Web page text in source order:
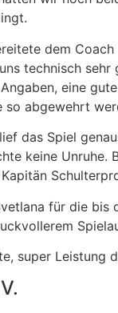
dem
technisch
eine
so abgewehrt
das Spiel
keine Unruhe.
für die bis
super Leistung